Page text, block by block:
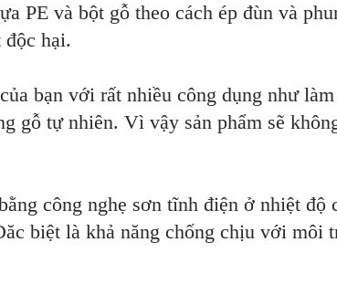
PE và bột gỗ theo cách ép đùn và
độc hại.
bạn với rất nhiều công dụng như
gỗ tự nhiên. Vì vậy sản phẩm sẽ
công nghẹ sơn tĩnh điện ở nhiệt độ
biệt là khả năng chống chịu với môi